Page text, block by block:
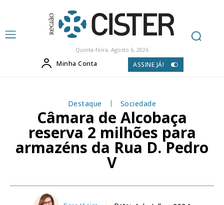
Quinta-feira, Agosto 6, 2026
Minha Conta ASSINE JÁ!
Destaque Sociedade
Câmara de Alcobaça
reserva 2 milhões para
armazéns da Rua D. Pedro
V